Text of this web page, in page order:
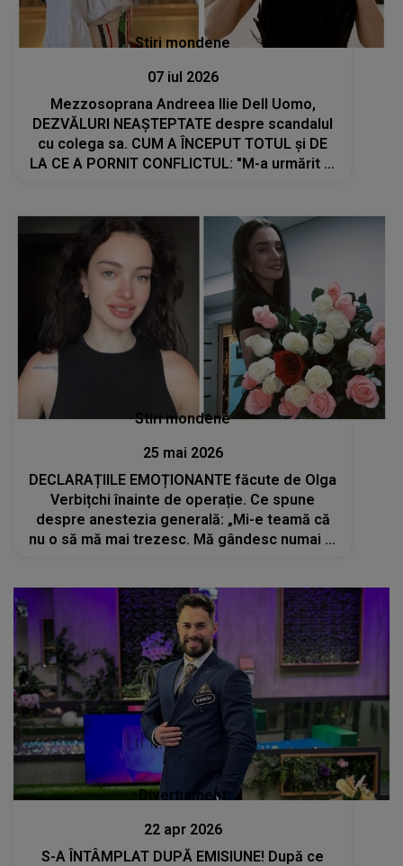
Stiri mondene
07 iul 2026
Mezzosoprana Andreea Ilie Dell Uomo,
DEZVĂLURI NEAȘTEPTATE despre scandalul
cu colega sa. CUM A ÎNCEPUT TOTUL și DE
LA CE A PORNIT CONFLICTUL: "M-a urmărit la
Stiri mondene
25 mai 2026
DECLARAȚIILE EMOȚIONANTE făcute de Olga
Verbițchi înainte de operație. Ce spune
despre anestezia generală: „Mi-e teamă că
nu o să mă mai trezesc. Mă gândesc numai la
Divertisment
22 apr 2026
S-A ÎNTÂMPLAT DUPĂ EMISIUNE! După ce